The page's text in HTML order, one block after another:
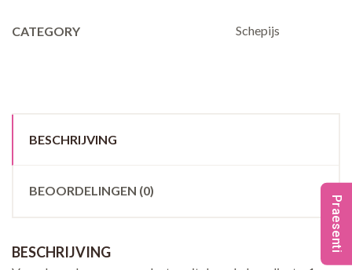
CATEGORY Schepijs
BESCHRIJVING
BEOORDELINGEN (0)
BESCHRIJVING Praesenti